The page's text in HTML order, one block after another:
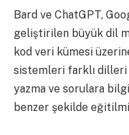
Bard ve ChatGPT,
geliştirilen büyük dil
kod veri kümesi
sistemleri farklı dilleri
yazma ve sorulara
benzer şekilde